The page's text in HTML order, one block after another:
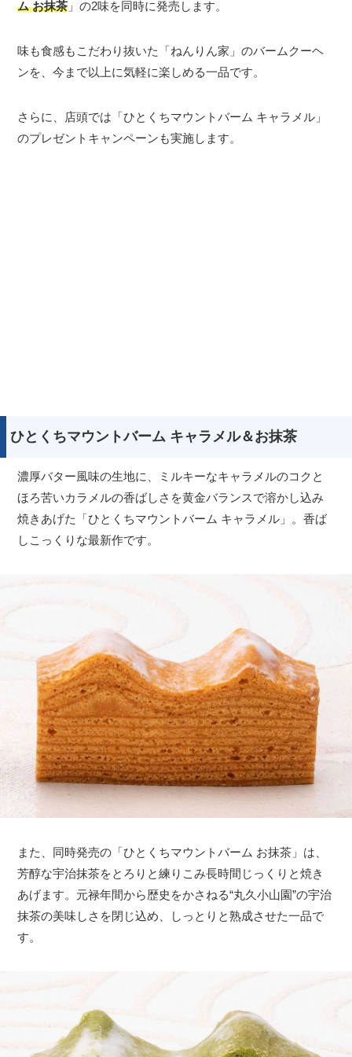
ム お抹茶 」の2味を同時に発売します。
味も食感もこだわり抜いた「ねんりん家」のバームクーヘ
ンを、今まで以上に気軽に楽しめる一品です。
さらに、店頭では「ひとくちマウントバーム キャラメル」
のプレゼントキャンペーンも実施します。
ひとくちマウントバーム キャラメル＆お抹茶
濃厚バター風味の生地に、ミルキーなキャラメルのコクと
ほろ苦いカラメルの香ばしさを黄金バランスで溶かし込み
焼きあげた「ひとくちマウントバーム キャラメル」。香ば
しこっくりな最新作です。
また、同時発売の「ひとくちマウントバーム お抹茶」は、
芳醇な宇治抹茶をとろりと練りこみ長時間じっくりと焼き
あげます。元禄年間から歴史をかさねる“丸久小山園”の宇治
抹茶の美味しさを閉じ込め、しっとりと熟成させた一品で
す。